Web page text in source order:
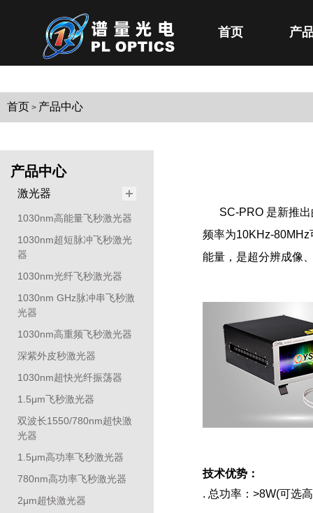
首页 产
首页 > 产品中心
产品中心
激光器
1030nm高能量飞秒激光器
1030nm超短脉冲飞秒激光
器
1030nm光纤飞秒激光器
1030nm GHz脉冲串飞秒激
光器
1030nm高重频飞秒激光器
深紫外皮秒激光器
1030nm超快光纤振荡器
1.5μm飞秒激光器
双波长1550/780nm超快激
光器
1.5μm高功率飞秒激光器
780nm高功率飞秒激光器
2μm超快激光器
SC-PRO 是新推
频率为10KHz-
能量，是超分辨成像
技术优势：
. 总功率：>8W(可选